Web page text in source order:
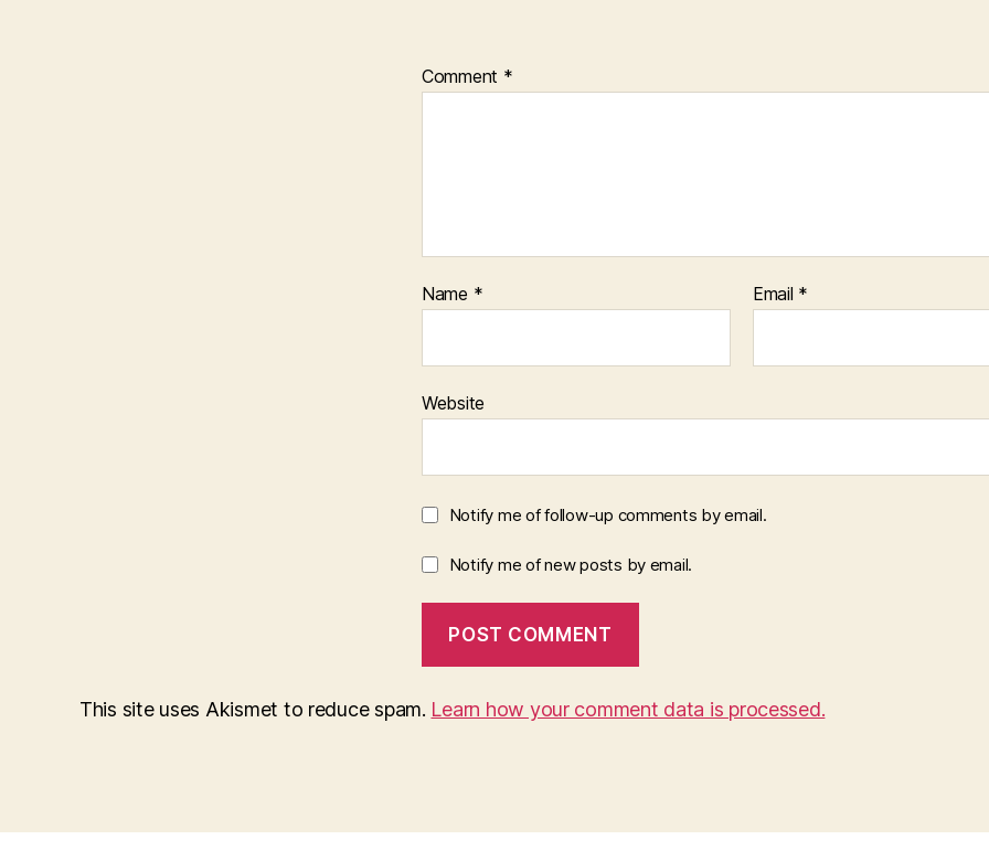
Comment *
Name * Email *
Website
Notify me of follow-up comments by email.
Notify me of new posts by email.
This site uses Akismet to reduce spam. Learn how your comment data is processed.